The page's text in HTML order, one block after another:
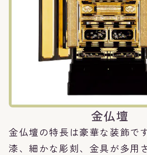
金仏壇
金仏壇の特長は豪華な装飾で
漆、細かな彫刻、金具が多用